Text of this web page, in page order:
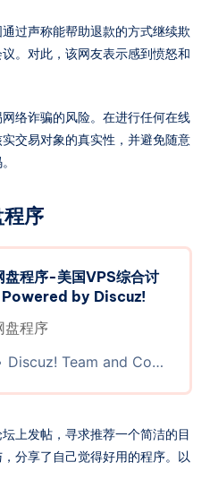
过声称能帮助退款的方式继续欺
。对此，该网友表示感到愤怒和
络诈骗的风险。在进行任何在线
交易对象的真实性，并避免随意
序
盘程序-美国VPS综合讨
Powered by Discuz!
盘程序
Discuz! Team and Comsenz UI Team
上发帖，寻求推荐一个简洁的目
分享了自己觉得好用的程序。以